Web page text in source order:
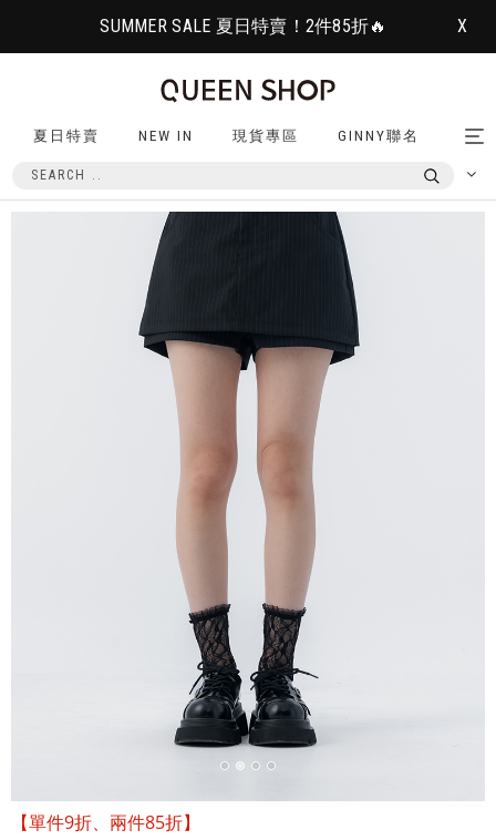
SUMMER SALE 夏日特賣！2件85折🔥 X
夏日特賣 NEW IN 現貨專區 GINNY聯名
【單件9折、兩件85折】